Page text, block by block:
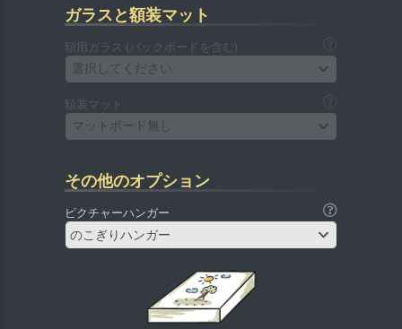
ガラスと額装マット
額用ガラス (バックボードを含む)
選択してください
額装マット
マットボード無し
その他のオプション
ピクチャーハンガー
のこぎりハンガー